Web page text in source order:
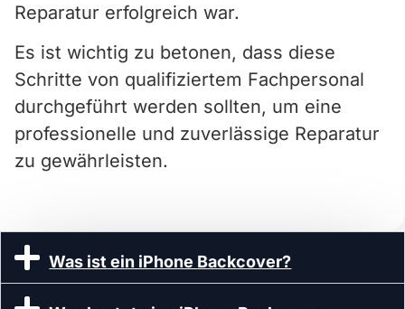
Reparatur erfolgreich war.
Es ist wichtig zu betonen, dass diese
Schritte von qualifiziertem Fachpersonal
durchgeführt werden sollten, um eine
professionelle und zuverlässige Reparatur
zu gewährleisten.
Was ist ein iPhone Backcover?